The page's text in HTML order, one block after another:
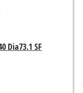
Dia73.1 SF